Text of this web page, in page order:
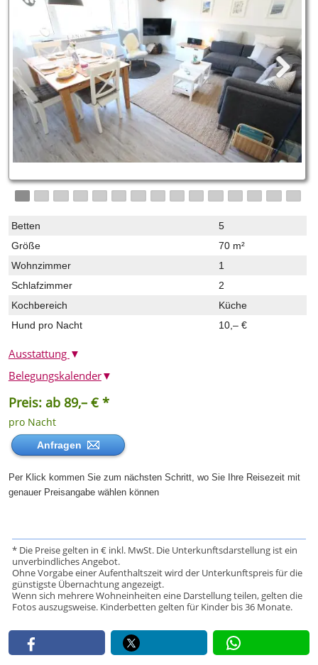
Betten
5
Größe
70 m²
Wohnzimmer
1
Schlafzimmer
2
Kochbereich
Küche
Hund pro Nacht
10,– €
Ausstattung ▼
Preis: ab 89,– € *
pro Nacht
Anfragen
Per Klick kommen Sie zum nächsten Schritt, wo Sie Ihre Reisezeit mit
genauer Preisangabe wählen können
Belegungskalender▼
* Die Preise gelten in € inkl. MwSt. Die Unterkunftsdarstellung ist ein
unverbindliches Angebot.
Ohne Vorgabe einer Aufenthaltszeit wird der Unterkunftspreis für die
günstigste Übernachtung angezeigt.
Wenn sich mehrere Wohneinheiten eine Darstellung teilen, gelten die
Fotos auszugsweise. Kinderbetten gelten für Kinder bis 36 Monate.